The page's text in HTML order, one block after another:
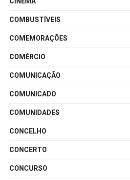
COMBUSTÍVEIS
COMEMORAÇÕES
COMÉRCIO
COMUNICAÇÃO
COMUNICADO
COMUNIDADES
CONCELHO
CONCERTO
CONCURSO